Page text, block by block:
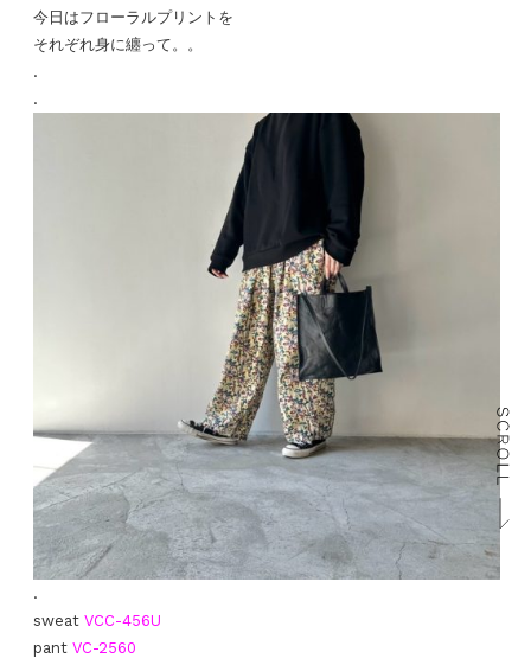
今日はフローラルプリントを
それぞれ身に纏って。。
.
.
.
sweat VCC-456U
pant VC-2560